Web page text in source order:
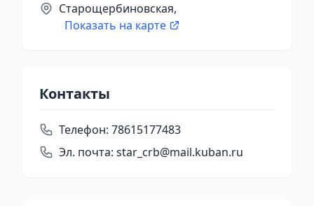
Старощербиновская,
Показать на карте
Контакты
Телефон: 78615177483
Эл. почта: star_crb@mail.kuban.ru